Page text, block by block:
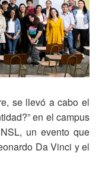
se llevó a cabo el
en el campus
un evento que
Da Vinci y el